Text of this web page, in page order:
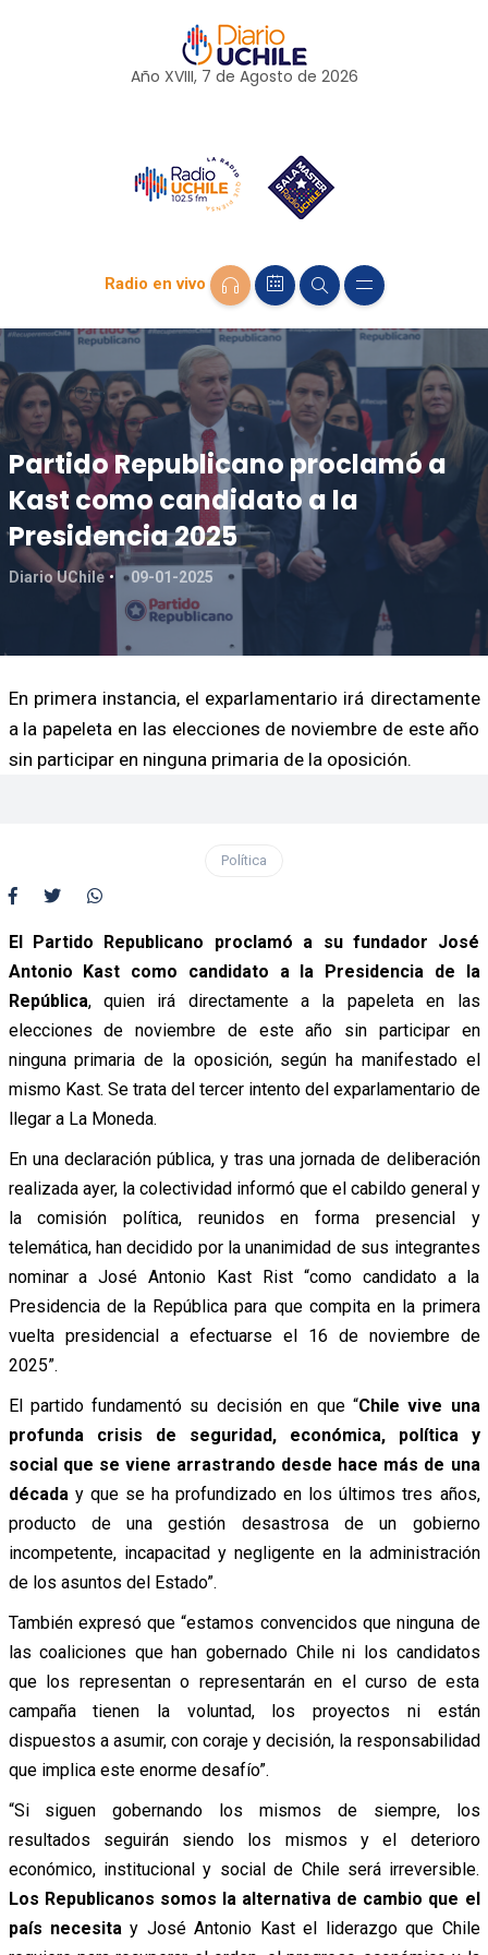
Año XVIII, 7 de Agosto de 2026
Radio en vivo
Partido Republicano proclamó a
Kast como candidato a la
Presidencia 2025
Diario UChile 09-01-2025
En primera instancia, el exparlamentario irá directamente
a la papeleta en las elecciones de noviembre de este año
sin participar en ninguna primaria de la oposición.
Política
El Partido Republicano proclamó a su fundador José
Antonio Kast como candidato a la Presidencia de la
República, quien irá directamente a la papeleta en las
elecciones de noviembre de este año sin participar en
ninguna primaria de la oposición, según ha manifestado el
mismo Kast. Se trata del tercer intento del exparlamentario de
llegar a La Moneda.
En una declaración pública, y tras una jornada de deliberación
realizada ayer, la colectividad informó que el cabildo general y
la comisión política, reunidos en forma presencial y
telemática, han decidido por la unanimidad de sus integrantes
nominar a José Antonio Kast Rist “como candidato a la
Presidencia de la República para que compita en la primera
vuelta presidencial a efectuarse el 16 de noviembre de
2025”.
El partido fundamentó su decisión en que “Chile vive una
profunda crisis de seguridad, económica, política y
social que se viene arrastrando desde hace más de una
década y que se ha profundizado en los últimos tres años,
producto de una gestión desastrosa de un gobierno
incompetente, incapacitad y negligente en la administración
de los asuntos del Estado”.
También expresó que “estamos convencidos que ninguna de
las coaliciones que han gobernado Chile ni los candidatos
que los representan o representarán en el curso de esta
campaña tienen la voluntad, los proyectos ni están
dispuestos a asumir, con coraje y decisión, la responsabilidad
que implica este enorme desafío”.
“Si siguen gobernando los mismos de siempre, los
resultados seguirán siendo los mismos y el deterioro
económico, institucional y social de Chile será irreversible.
Los Republicanos somos la alternativa de cambio que el
país necesita y José Antonio Kast el liderazgo que Chile